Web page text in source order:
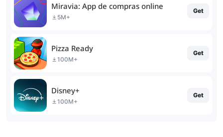
Miravia: App de compras online
5M+
Get
Pizza Ready
100M+
Get
Disney+
100M+
Get